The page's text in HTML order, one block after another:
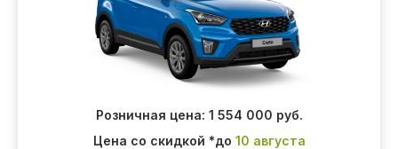
Розничная цена: 1 554 000 руб.
Цена со скидкой *до 10 августа